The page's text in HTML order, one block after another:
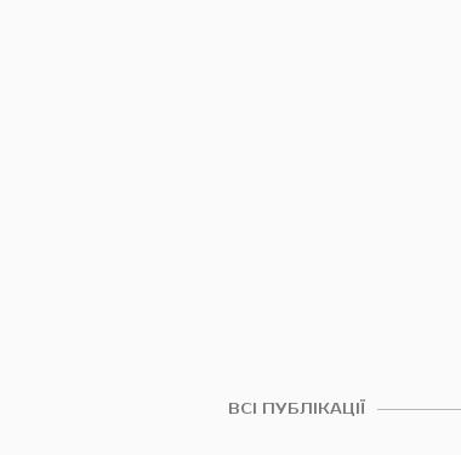
ВСІ ПУБЛІКАЦІЇ